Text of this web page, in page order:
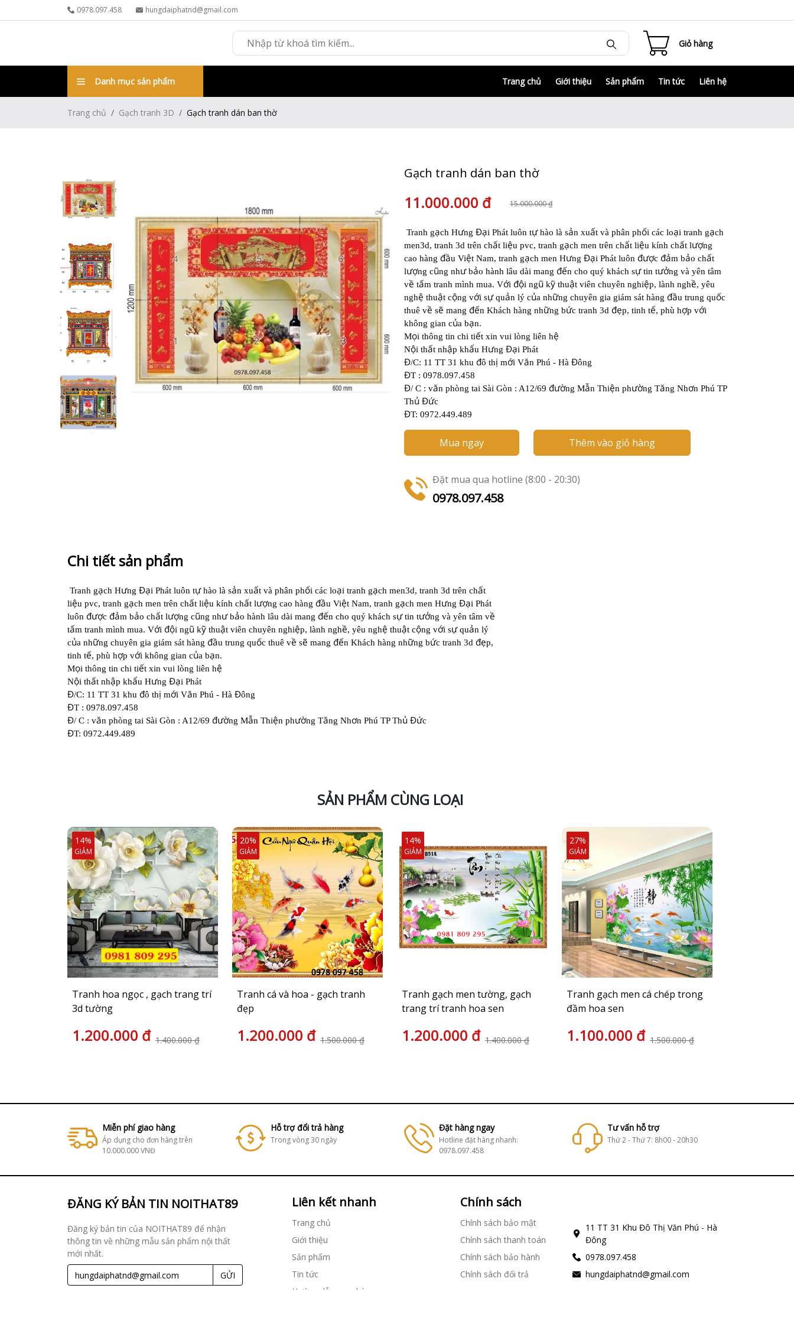
0978.097.458 hungdaiphatnd@gmail.com
Giỏ hàng
Danh mục sản phẩm Trang chủ Giới thiệu Sản phẩm Tin tức Liên hệ
Trang chủ Gạch tranh 3D Gạch tranh dán ban thờ
Gạch tranh dán ban thờ
11.000.000 đ 15.000.000 ₫
Tranh gạch Hưng Đại Phát luôn tựhào là sản xuất và phân phối các loại tranh gạch
men3d, tranh 3d trên chất liệu pvc, tranh gạch men trên chất liệu kính chất lượng
cao hàng đầu Việt Nam, tranh gạch men Hưng Đại Phát luôn được đảm bảo chất
lượng cũng nhưbảo hành lâu dài mang đến cho quý khách sựtin tưởng và yên tâm
về tấm tranh mình mua. Với đội ngũ kỹ thuật viên chuyên nghiệp, lành nghề, yêu
nghệ thuật cộng với sựquản lý của những chuyên gia giám sát hàng đầu trung quốc
thuê về sẽ mang đến Khách hàng những bức tranh 3d đẹp, tinh tế, phù hợp với
không gian của bạn.
Mọi thông tin chi tiết xin vui lòng liên hệ
Nội thất nhập khẩu Hưng Đại Phát
Đ/C: 11 TT 31 khu đô thị mới Văn Phú - Hà Đông
ĐT : 0978.097.458
Đ/ C : văn phòng tai Sài Gòn : A12/69 đường Mẫn Thiện phường Tăng Nhơn Phú TP
Thủ Đức
ĐT: 0972.449.489
Mua ngay Thêm vào giỏ hàng
Đặt mua qua hotline (8:00 - 20:30)
0978.097.458
Chi tiết sản phẩm
Tranh gạch Hưng Đại Phát luôn tựhào là sản xuất và phân phối các loại tranh gạch men3d, tranh 3d trên chất
liệu pvc, tranh gạch men trên chất liệu kính chất lượng cao hàng đầu Việt Nam, tranh gạch men Hưng Đại Phát
luôn được đảm bảo chất lượng cũng nhưbảo hành lâu dài mang đến cho quý khách sựtin tưởng và yên tâm về
tấm tranh mình mua. Với đội ngũ kỹ thuật viên chuyên nghiệp, lành nghề, yêu nghệ thuật cộng với sựquản lý
của những chuyên gia giám sát hàng đầu trung quốc thuê về sẽ mang đến Khách hàng những bức tranh 3d đẹp,
tinh tế, phù hợp với không gian của bạn.
Mọi thông tin chi tiết xin vui lòng liên hệ
Nội thất nhập khẩu Hưng Đại Phát
Đ/C: 11 TT 31 khu đô thị mới Văn Phú - Hà Đông
ĐT : 0978.097.458
Đ/ C : văn phòng tai Sài Gòn : A12/69 đường Mẫn Thiện phường Tăng Nhơn Phú TP Thủ Đức
ĐT: 0972.449.489
SẢN PHẨM CÙNG LOẠI
Tranh hoa ngọc , gạch trang trí
3d tường
1.200.000 đ 1.400.000 ₫
14%
GIẢM
Tranh cá và hoa - gạch tranh
đẹp
1.200.000 đ 1.500.000 ₫
20%
GIẢM
Tranh gạch men tường, gạch
trang trí tranh hoa sen
1.200.000 đ 1.400.000 ₫
14%
GIẢM
Tranh gạch men cá chép trong
đầm hoa sen
1.100.000 đ 1.500.000 ₫
27%
GIẢM
Miễn phí giao hàng
Áp dụng cho đơn hàng trên
10.000.000 VNĐ
Hỗ trợ đổi trả hàng
Trong vòng 30 ngày
Đặt hàng ngay
Hotline đặt hàng nhanh:
0978.097.458
Tư vấn hỗ trợ
Thứ 2 - Thứ 7: 8h00 - 20h30
ĐĂNG KÝ BẢN TIN NOITHAT89
Đăng ký bản tin của NOITHAT89 để nhận
thông tin về những mẫu sản phẩm nội thất
mới nhất.
GỬI
Liên kết nhanh
Trang chủ
Giới thiệu
Sản phẩm
Tin tức
Hướng dẫn mua hàng
Chính sách
Chính sách bảo mật
Chính sách thanh toán
Chính sách bảo hành
Chính sách đổi trả
11 TT 31 Khu Đô Thị Văn Phú - Hà
Đông
0978.097.458
hungdaiphatnd@gmail.com